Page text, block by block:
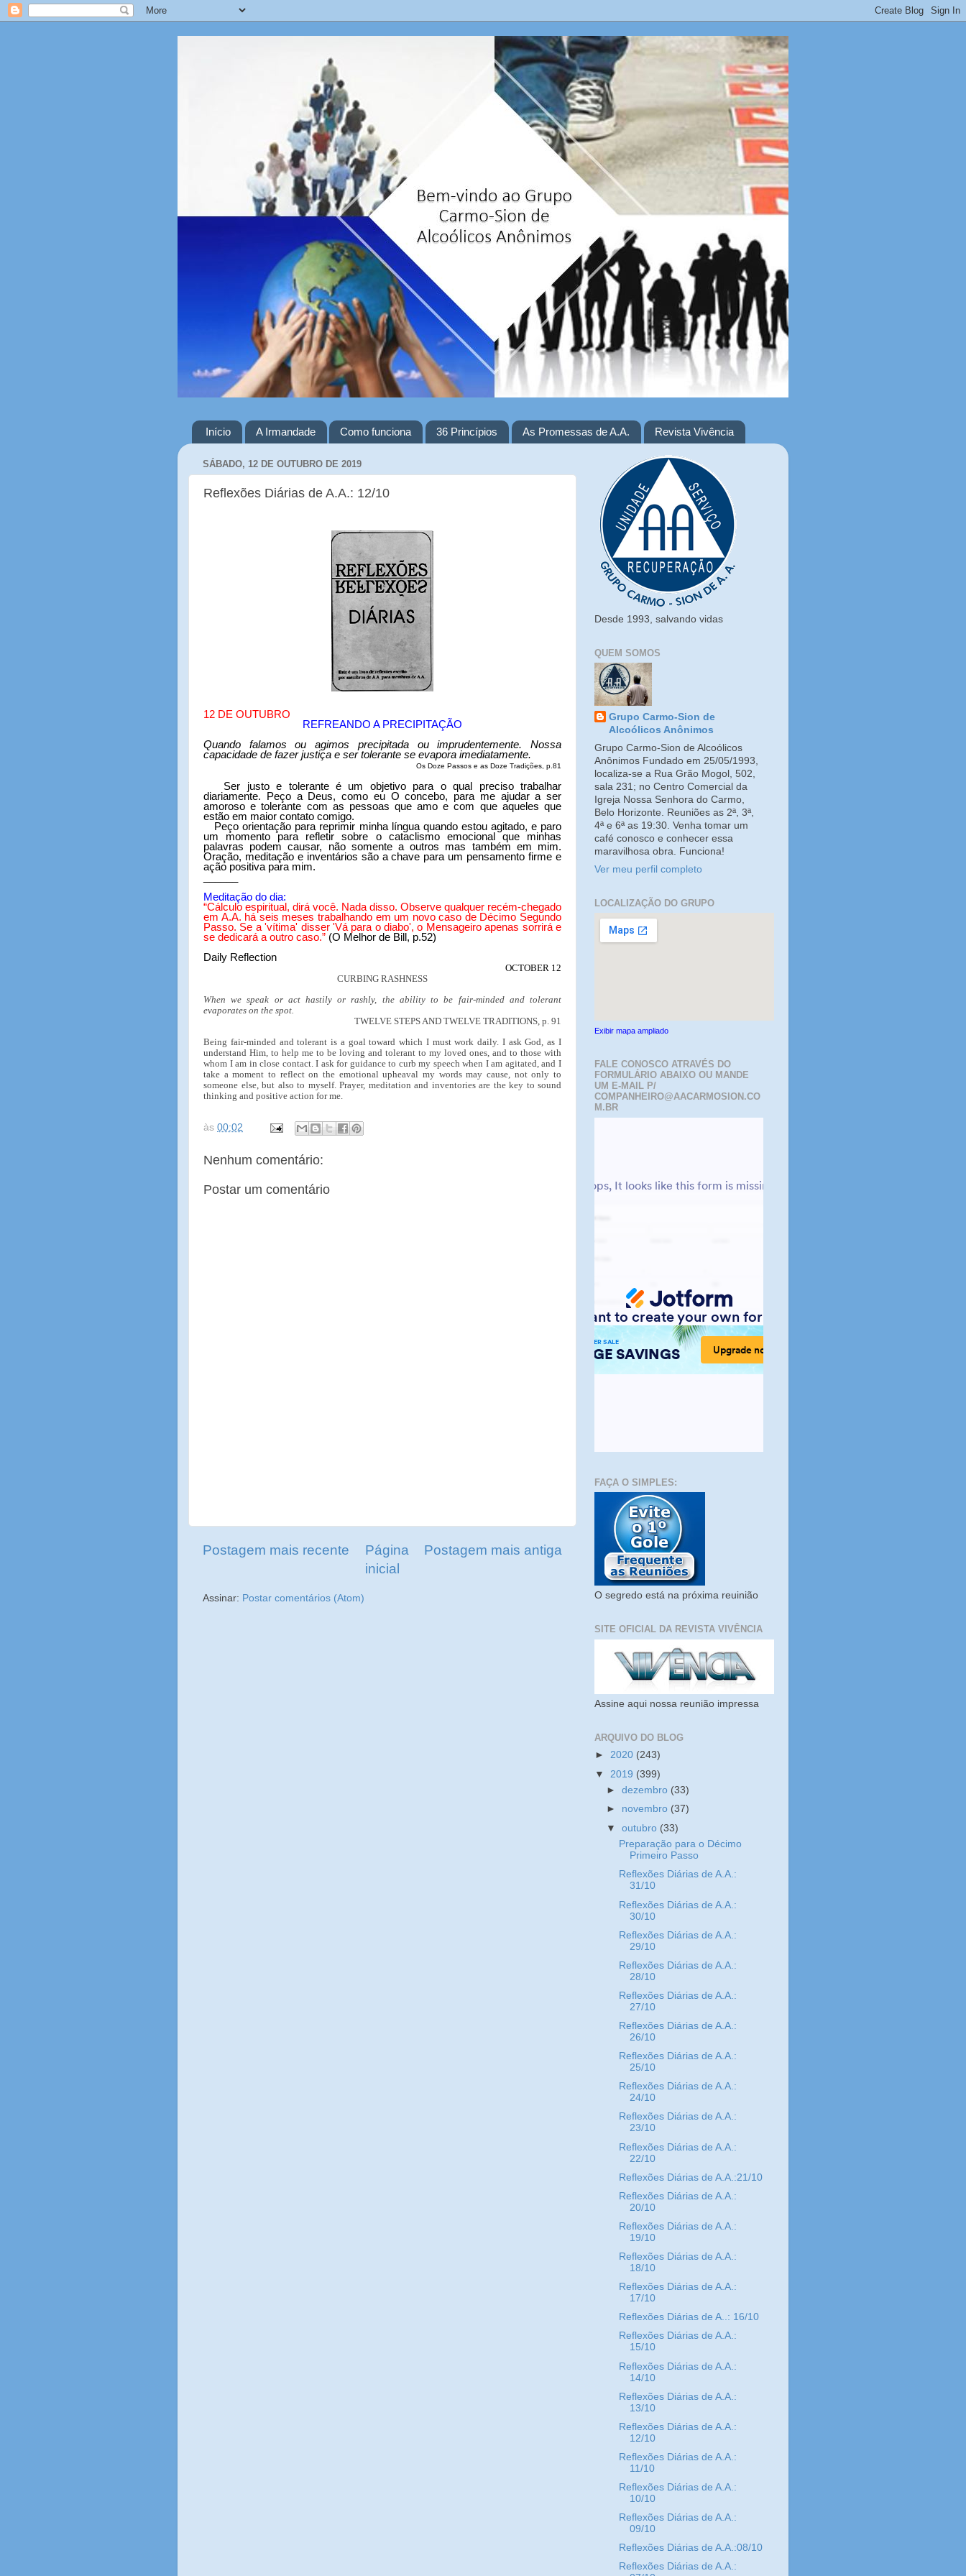
Início A Irmandade Como funciona 36 Princípios As Promessas de A.A. Revista Vivência
SÁBADO, 12 DE OUTUBRO DE 2019
Reflexões Diárias de A.A.: 12/10
12 DE OUTUBRO
REFREANDO A PRECIPITAÇÃO
Quando falamos ou agimos precipitada ou imprudentemente. Nossa
capacidade de fazer justiça e ser tolerante se evapora imediatamente.
Os Doze Passos e as Doze Tradições, p.81
Ser justo e tolerante é um objetivo para o qual preciso trabalhar
diariamente. Peço a Deus, como eu O concebo, para me ajudar a ser
amoroso e tolerante com as pessoas que amo e com que aqueles que
estão em maior contato comigo.
Peço orientação para reprimir minha língua quando estou agitado, e paro
um momento para refletir sobre o cataclismo emocional que minhas
palavras podem causar, não somente a outros mas também em mim.
Oração, meditação e inventários são a chave para um pensamento firme e
ação positiva para mim.
______
Meditação do dia:
“Cálculo espiritual, dirá você. Nada disso. Observe qualquer recém-chegado
em A.A. há seis meses trabalhando em um novo caso de Décimo Segundo
Passo. Se a 'vítima' disser 'Vá para o diabo', o Mensageiro apenas sorrirá e
se dedicará a outro caso.” (O Melhor de Bill, p.52)
Daily Reflection
OCTOBER 12
CURBING RASHNESS
When we speak or act hastily or rashly, the ability to be fair-minded and tolerant
evaporates on the spot.
TWELVE STEPS AND TWELVE TRADITIONS, p. 91
Being fair-minded and tolerant is a goal toward which I must work daily. I ask God, as I
understand Him, to help me to be loving and tolerant to my loved ones, and to those with
whom I am in close contact. I ask for guidance to curb my speech when I am agitated, and I
take a moment to reflect on the emotional upheaval my words may cause, not only to
someone else, but also to myself. Prayer, meditation and inventories are the key to sound
thinking and positive action for me.
às 00:02
Nenhum comentário:
Postar um comentário
Postagem mais recente Postagem mais antiga
Página
inicial
Assinar: Postar comentários (Atom)
Desde 1993, salvando vidas
QUEM SOMOS
Grupo Carmo-Sion de
Alcoólicos Anônimos
Grupo Carmo-Sion de Alcoólicos
Anônimos Fundado em 25/05/1993,
localiza-se a Rua Grão Mogol, 502,
sala 231; no Centro Comercial da
Igreja Nossa Senhora do Carmo,
Belo Horizonte. Reuniões as 2ª, 3ª,
4ª e 6ª as 19:30. Venha tomar um
café conosco e conhecer essa
maravilhosa obra. Funciona!
Ver meu perfil completo
LOCALIZAÇÃO DO GRUPO
Exibir mapa ampliado
FALE CONOSCO ATRAVÉS DO
FORMULÁRIO ABAIXO OU MANDE
UM E-MAIL P/
COMPANHEIRO@AACARMOSION.CO
M.BR
FAÇA O SIMPLES:
O segredo está na próxima reuinião
SITE OFICIAL DA REVISTA VIVÊNCIA
Assine aqui nossa reunião impressa
ARQUIVO DO BLOG
► 2020 (243)
▼ 2019 (399)
►dezembro (33)
► novembro (37)
▼outubro (33)
Preparação para o Décimo
Primeiro Passo
Reflexões Diárias de A.A.:
31/10
Reflexões Diárias de A.A.:
30/10
Reflexões Diárias de A.A.:
29/10
Reflexões Diárias de A.A.:
28/10
Reflexões Diárias de A.A.:
27/10
Reflexões Diárias de A.A.:
26/10
Reflexões Diárias de A.A.:
25/10
Reflexões Diárias de A.A.:
24/10
Reflexões Diárias de A.A.:
23/10
Reflexões Diárias de A.A.:
22/10
Reflexões Diárias de A.A.:21/10
Reflexões Diárias de A.A.:
20/10
Reflexões Diárias de A.A.:
19/10
Reflexões Diárias de A.A.:
18/10
Reflexões Diárias de A.A.:
17/10
Reflexões Diárias de A..: 16/10
Reflexões Diárias de A.A.:
15/10
Reflexões Diárias de A.A.:
14/10
Reflexões Diárias de A.A.:
13/10
Reflexões Diárias de A.A.:
12/10
Reflexões Diárias de A.A.:
11/10
Reflexões Diárias de A.A.:
10/10
Reflexões Diárias de A.A.:
09/10
Reflexões Diárias de A.A.:08/10
Reflexões Diárias de A.A.: